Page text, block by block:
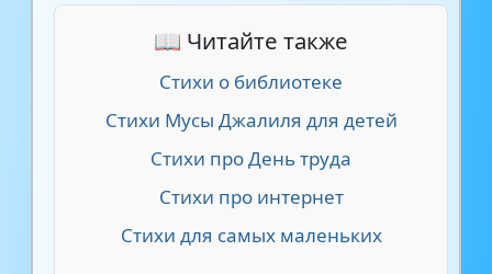
📖 Читайте также
Стихи о библиотеке
Стихи Мусы Джалиля для детей
Стихи про День труда
Стихи про интернет
Стихи для самых маленьких